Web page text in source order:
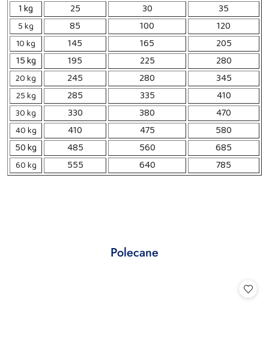
1 kg
25 30 35
5 kg 85 100 120
10 kg 145 165
205
15 kg
195 225 280
20 kg 245 280 345
25 kg 285 335 410
30 kg 330 380 470
40 kg 410 475
580
50 kg
485 560 685
60 kg 555 640 785
Pomiń karuzelę produktów
Produkty
Polecane